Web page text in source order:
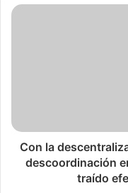
Con la
descoordinación
traído